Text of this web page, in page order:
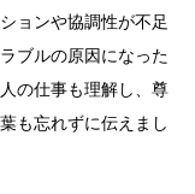
ョンや協調性が不足
ブルの原因になった
の仕事も理解し、尊
も忘れずに伝えまし